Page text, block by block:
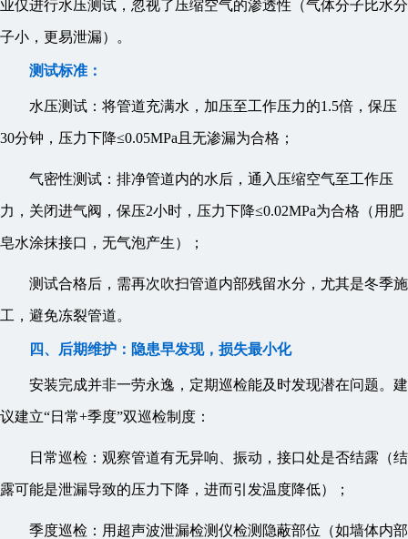
业仅进行水压测试，忽视了压缩空气的渗透性（气体分子比水分
子小，更易泄漏）。
测试标准：
水压测试：将管道充满水，加压至工作压力的1.5倍，保压
30分钟，压力下降≤0.05MPa且无渗漏为合格；
气密性测试：排净管道内的水后，通入压缩空气至工作压
力，关闭进气阀，保压2小时，压力下降≤0.02MPa为合格（用肥
皂水涂抹接口，无气泡产生）；
测试合格后，需再次吹扫管道内部残留水分，尤其是冬季施
工，避免冻裂管道。
四、后期维护：隐患早发现，损失最小化
安装完成并非一劳永逸，定期巡检能及时发现潜在问题。建
议建立“日常+季度”双巡检制度：
日常巡检：观察管道有无异响、振动，接口处是否结露（结
露可能是泄漏导致的压力下降，进而引发温度降低）；
季度巡检：用超声波泄漏检测仪检测隐蔽部位（如墙体内部